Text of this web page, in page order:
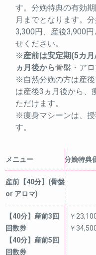
す。分娩特典の有効
月までとなります。
3,300円、産後3,900
せください。
※産前は安定期(5カ
ヵ月後から骨盤・ア
※自然分娩の方は産
は産後3ヵ月後から、
ただけます。
※痩身マシーンは、
す。
メニュー 分娩特典
産前【40分】(骨盤
or アロマ)
￥
【40分】産前3回
回数券
【40分】産前5回
回数券
￥
￥